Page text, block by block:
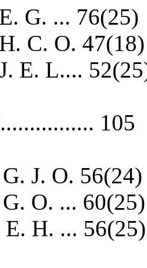
G. ... 76(25)
C. O. 47(18)
E. L....
105
J. O. 56(24)
O. ... 60(25)
H. ... 56(25)